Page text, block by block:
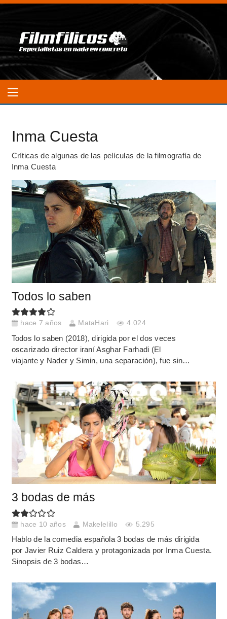
Inma Cuesta
Críticas de algunas de las películas de la filmografía de
Inma Cuesta
Todos lo saben
hace 7 años MataHari 4.024
Todos lo saben (2018), dirigida por el dos veces
oscarizado director iraní Asghar Farhadi (El
viajante y Nader y Simin, una separación), fue sin…
3 bodas de más
hace 10 años Makelelillo 5.295
Hablo de la comedia española 3 bodas de más dirigida
por Javier Ruiz Caldera y protagonizada por Inma Cuesta.
Sinopsis de 3 bodas…